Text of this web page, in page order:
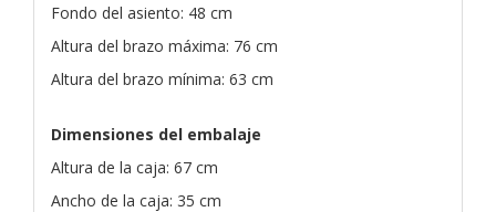
Fondo del asiento: 48 cm
Altura del brazo máxima: 76 cm
Altura del brazo mínima: 63 cm
Dimensiones del embalaje
Altura de la caja: 67 cm
Ancho de la caja: 35 cm